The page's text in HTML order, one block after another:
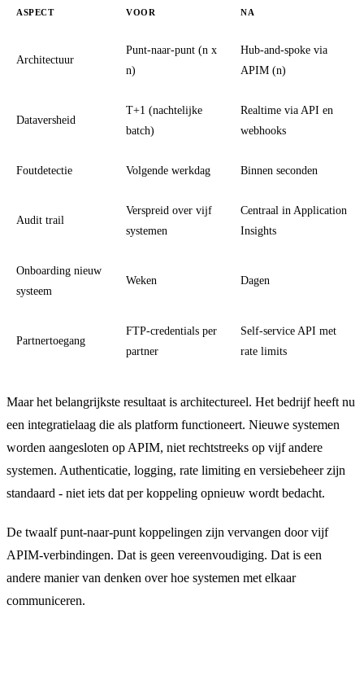
ASPECT VOOR NA
Architectuur
Punt-naar-punt (n x
n)
Hub-and-spoke via
APIM (n)
Dataversheid
T+1 (nachtelijke
batch)
Realtime via API en
webhooks
Foutdetectie Volgende werkdag Binnen seconden
Audit trail
Verspreid over vijf
systemen
Centraal in Application
Insights
Onboarding nieuw
systeem
Weken Dagen
Partnertoegang
FTP-credentials per
partner
Self-service API met
rate limits
Maar het belangrijkste resultaat is architectureel. Het bedrijf heeft nu
een integratielaag die als platform functioneert. Nieuwe systemen
worden aangesloten op APIM, niet rechtstreeks op vijf andere
systemen. Authenticatie, logging, rate limiting en versiebeheer zijn
standaard - niet iets dat per koppeling opnieuw wordt bedacht.
De twaalf punt-naar-punt koppelingen zijn vervangen door vijf
APIM-verbindingen. Dat is geen vereenvoudiging. Dat is een
andere manier van denken over hoe systemen met elkaar
communiceren.